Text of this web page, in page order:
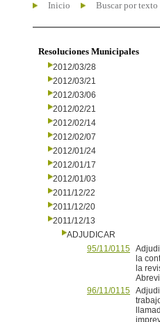
Inicio Buscar por texto
Resoluciones Municipales
2012/03/28
2012/03/21
2012/03/06
2012/02/21
2012/02/14
2012/02/07
2012/01/24
2012/01/17
2012/01/03
2011/12/22
2011/12/20
2011/12/13
ADJUDICAR
95/11/0115
la
la
96/11/0115